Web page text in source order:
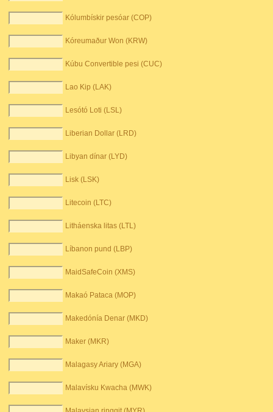
Kólumbískir pesóar (COP)
Kóreumaður Won (KRW)
Kúbu Convertible pesi (CUC)
Lao Kip (LAK)
Lesótó Loti (LSL)
Liberian Dollar (LRD)
Libyan dínar (LYD)
Lisk (LSK)
Litecoin (LTC)
Litháenska litas (LTL)
Líbanon pund (LBP)
MaidSafeCoin (XMS)
Makaó Pataca (MOP)
Makedónía Denar (MKD)
Maker (MKR)
Malagasy Ariary (MGA)
Malavísku Kwacha (MWK)